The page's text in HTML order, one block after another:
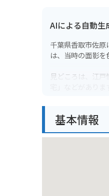
AIによる自動生
千葉県香取市佐
は、当時の面影を
見どころは、江
宅」などがあり
道もあり、ツー
基本情報